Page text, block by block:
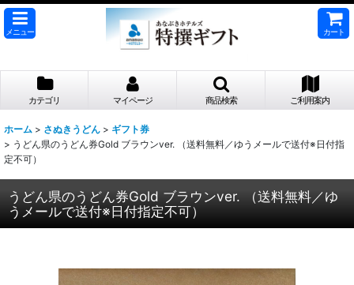
メニュー カート
カテゴリ マイページ 商品検索 ご利用案内
ホーム > さぬきうどん > ギフト券
> うどん県のうどん券Gold ブラウンver. （送料無料／ゆうメールで送付※日付指
定不可）
うどん県のうどん券Gold ブラウンver. （送料無料／ゆ
うメールで送付※日付指定不可）